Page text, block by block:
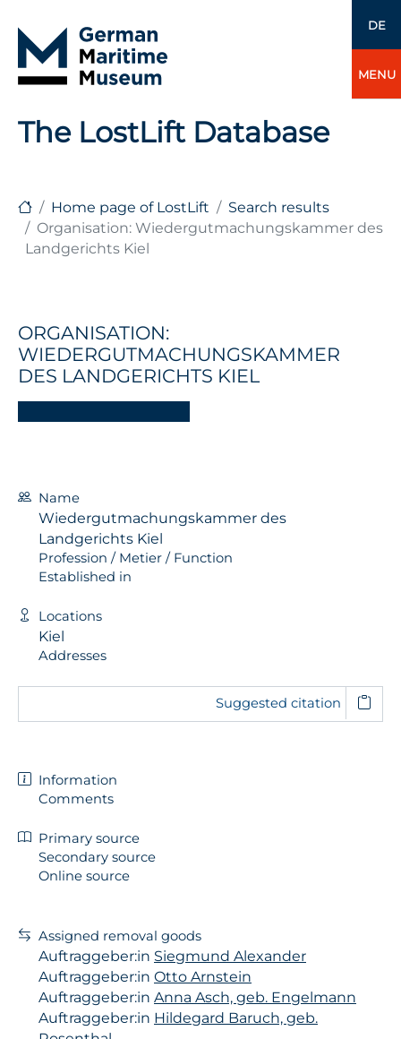
DE
MENU
The LostLift Database
Home page of LostLift
Search results
Organisation: Wiedergutmachungskammer des
Landgerichts Kiel
ORGANISATION:
WIEDERGUTMACHUNGSKAMMER
DES LANDGERICHTS KIEL
Name
Wiedergutmachungskammer des
Landgerichts Kiel
Profession / Metier / Function
Established in
Locations
Kiel
Addresses
Suggested citation
Information
Comments
Primary source
Secondary source
Online source
Assigned removal goods
Auftraggeber:in Siegmund Alexander
Auftraggeber:in Otto Arnstein
Auftraggeber:in Anna Asch, geb. Engelmann
Auftraggeber:in Hildegard Baruch, geb.